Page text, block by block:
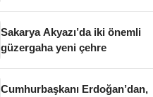
Sakarya Akyazı’da iki önemli
güzergaha yeni çehre
Cumhurbaşkanı Erdoğan’dan,